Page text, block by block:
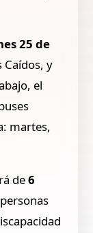
25 de
Caídos, y
el
martes,
de6